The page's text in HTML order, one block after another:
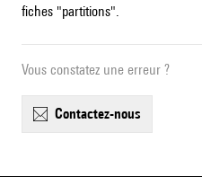
fiches "partitions".
Vous constatez une erreur ?
contactez-nous